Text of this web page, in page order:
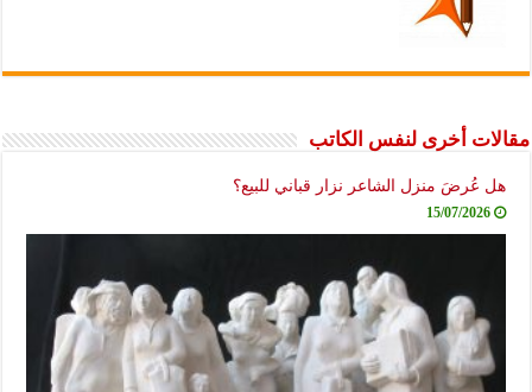
مقالات أخرى لنفس الكاتب
هل عُرضَ منزل الشاعر نزار قباني للبيع؟
15/07/2026